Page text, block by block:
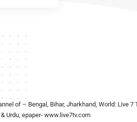
of – Bengal, Bihar, Jharkhand, World: Live
Urdu, epaper- www.live7tv.com